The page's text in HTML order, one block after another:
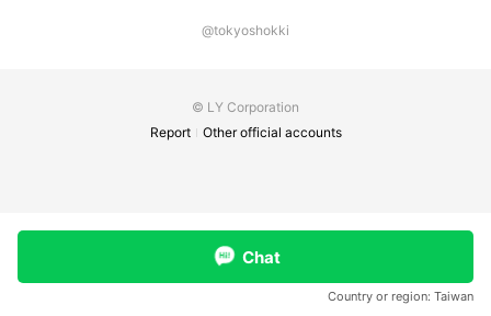
@tokyoshokki
© LY Corporation
Report
Other official accounts
Chat
Country or region: Taiwan